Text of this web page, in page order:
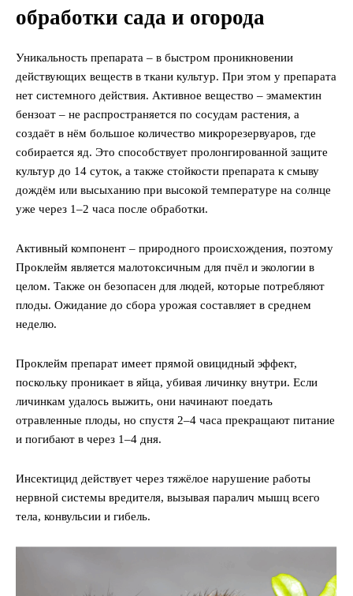
обработки сада и огорода
Уникальность препарата – в быстром проникновении
действующих веществ в ткани культур. При этом у препарата
нет системного действия. Активное вещество – эмамектин
бензоат – не распространяется по сосудам растения, а
создаёт в нём большое количество микрорезервуаров, где
собирается яд. Это способствует пролонгированной защите
культур до 14 суток, а также стойкости препарата к смыву
дождём или высыханию при высокой температуре на солнце
уже через 1–2 часа после обработки.
Активный компонент – природного происхождения, поэтому
Проклейм является малотоксичным для пчёл и экологии в
целом. Также он безопасен для людей, которые потребляют
плоды. Ожидание до сбора урожая составляет в среднем
неделю.
Проклейм препарат имеет прямой овицидный эффект,
поскольку проникает в яйца, убивая личинку внутри. Если
личинкам удалось выжить, они начинают поедать
отравленные плоды, но спустя 2–4 часа прекращают питание
и погибают в через 1–4 дня.
Инсектицид действует через тяжёлое нарушение работы
нервной системы вредителя, вызывая паралич мышц всего
тела, конвульсии и гибель.